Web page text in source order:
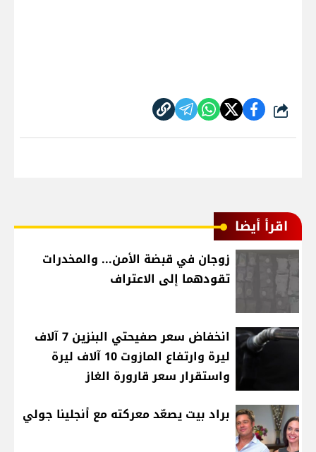
شارك
اقرأ أيضا
زوجان في قبضة الأمن... والمخدرات
تقودهما إلى الاعتراف
انخفاض سعر صفيحتي البنزين 7 آلاف
ليرة وارتفاع المازوت 10 آلاف ليرة
واستقرار سعر قارورة الغاز
براد بيت يصعّد معركته مع أنجلينا جولي